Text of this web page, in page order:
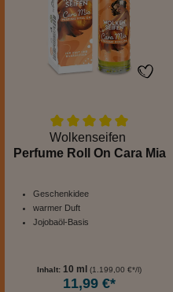
Wolkenseifen
Perfume Roll On Cara Mia
Geschenkidee
warmer Duft
Jojobaöl-Basis
Inhalt: 10 ml (1.199,00 €*/l)
11,99 €*